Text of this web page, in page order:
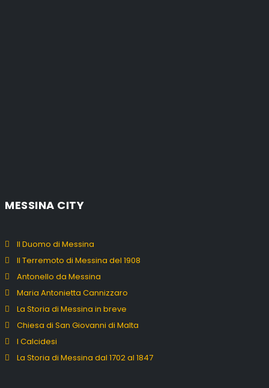
MESSINA CITY
Il Duomo di Messina
Il Terremoto di Messina del 1908
Antonello da Messina
Maria Antonietta Cannizzaro
La Storia di Messina in breve
Chiesa di San Giovanni di Malta
I Calcidesi
La Storia di Messina dal 1702 al 1847